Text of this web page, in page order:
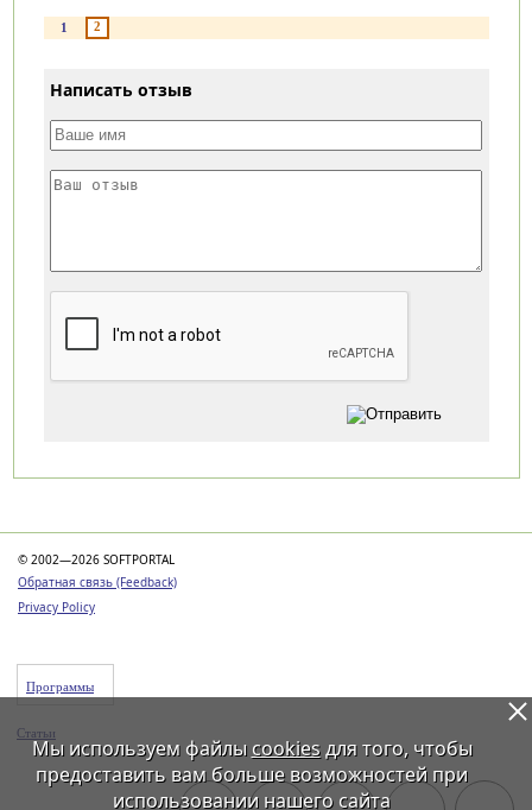
1 2
Написать отзыв
© 2002—2026 SOFTPORTAL
Обратная связь (Feedback)
Privacy Policy
Программы
Статьи
Мы используем файлы cookiesдля того, чтобы
предоставить вам больше возможностей при
использовании нашего сайта